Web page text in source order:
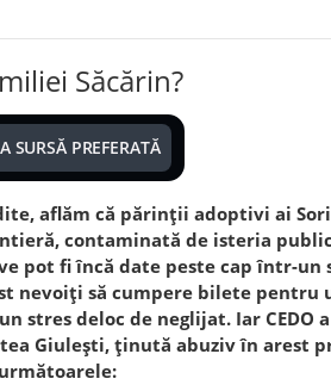
Săcărin?
SURSĂ PREFERATĂ
aflăm că părinții adoptivi ai
contaminată de isteria
pot fi încă date peste cap într-un
nevoiți să cumpere bilete pentru
stres deloc de neglijat. Iar CEDO
Giulești, ținută abuziv în arest